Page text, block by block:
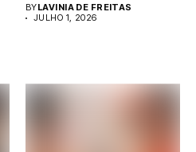
BYLAVINIA DE FREITAS
JULHO 1, 2026